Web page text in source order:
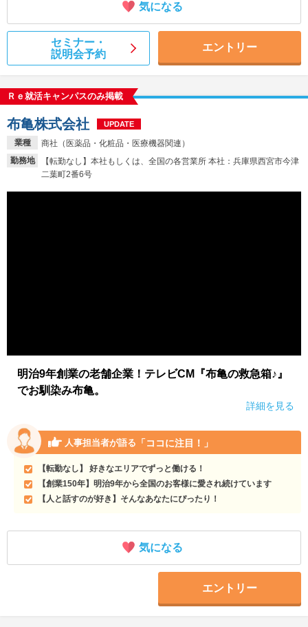
気になる
セミナー・
説明会予約
エントリー
Ｒｅ就活キャンパスのみ掲載
業種
商社（医薬品・化粧品・医療機器関連）
勤務地
【転勤なし】本社もしくは、全国の各営業所 本社：兵庫県西宮市今津
二葉町2番6号
布亀株式会社 UPDATE
明治9年創業の老舗企業！テレビCM『布亀の救急箱♪』
でお馴染み布亀。
詳細を見る
人事担当者が語る 「ココに注目！」
【転勤なし】 好きなエリアでずっと働ける！
【創業150年】明治9年から全国のお客様に愛され続けています
【人と話すのが好き】そんなあなたにぴったり！
気になる
エントリー